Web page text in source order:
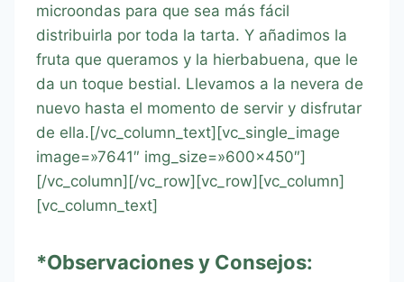
microondas para que sea más fácil
distribuirla por toda la tarta. Y añadimos la
fruta que queramos y la hierbabuena, que le
da un toque bestial. Llevamos a la nevera de
nuevo hasta el momento de servir y disfrutar
de ella.[/vc_column_text][vc_single_image
image=»7641″ img_size=»600×450″]
[/vc_column][/vc_row][vc_row][vc_column]
[vc_column_text]
*Observaciones y Consejos: